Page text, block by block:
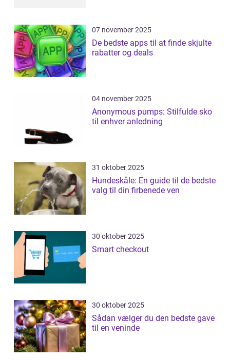
07 november 2025
De bedste apps til at finde skjulte
rabatter og deals
04 november 2025
Anonymous pumps: Stilfulde sko
til enhver anledning
31 oktober 2025
Hundeskåle: En guide til de bedste
valg til din firbenede ven
30 oktober 2025
Smart checkout
30 oktober 2025
Sådan vælger du den bedste gave
til en veninde